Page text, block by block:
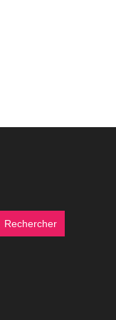
Rechercher :